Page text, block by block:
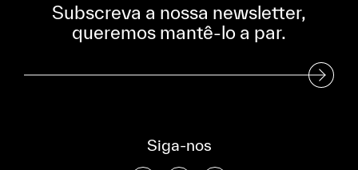
Subscreva a nossa newsletter,
queremos mantê-lo a par.
Subscreva a nossa Newsletter
Siga-nos